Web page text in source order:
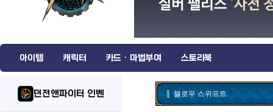
아이템 캐릭터 카드 · 마법부여 스토리북
던전앤파이터 인벤 블로우 스위프트